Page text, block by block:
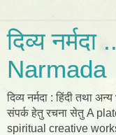
दिव्य
Narmada
दिव्य नर्मदा : हिंदी तथा
संपर्क हेतु रचना सेतु A
spiritual creative